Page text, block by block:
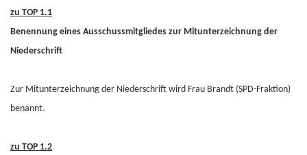
zu TOP 1.1
Benennung eines Ausschussmitgliedes zur Mitunterzeichnung der
Niederschrift
Zur Mitunterzeichnung der Niederschrift wird Frau Brandt (SPD-Fraktion)
benannt.
zu TOP 1.2